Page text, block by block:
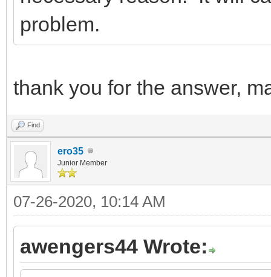
problem.
thank you for the answer,
Find
ero35
Junior Member
07-26-2020, 10:14 AM
awengers44 Wrote: